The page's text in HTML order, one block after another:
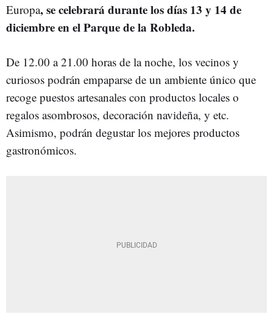
Europa, se celebrará durante los días 13 y 14 de
diciembre en el Parque de la Robleda.
De 12.00 a 21.00 horas de la noche, los vecinos y
curiosos podrán empaparse de un ambiente único que
recoge puestos artesanales con productos locales o
regalos asombrosos, decoración navideña, y etc.
Asimismo, podrán degustar los mejores productos
gastronómicos.